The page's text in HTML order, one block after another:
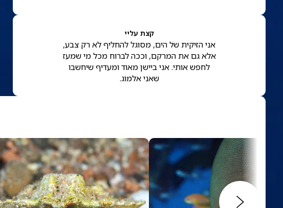
קצת עליי
אני הזיקית של הים, מסוגל להחליף לא רק צבע,
אלא גם את המרקם, וככה לברוח מכל מי שמעז
לחפש אותי. אני ביישן מאוד ומעדיף שיחשבו
שאני אלמוג.